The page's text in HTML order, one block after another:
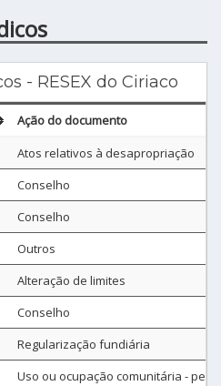
- RESEX do Ciriaco
Ação do documento
Atos relativos à desapropriação
Conselho
Conselho
Outros
Alteração de limites
Conselho
Regularização fundiária
Uso ou ocupação comunitária -